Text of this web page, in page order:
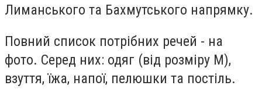
Лиманського та Бахмутського напрямку.
Повний список потрібних речей - на
фото. Серед них: одяг (від розміру М),
взуття, їжа, напої, пелюшки та постіль.